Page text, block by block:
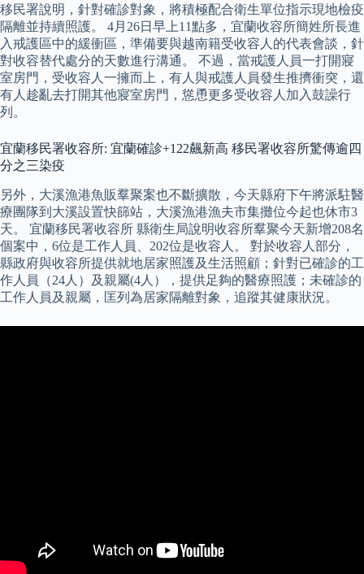
移民署說明，針對確診對象，將積極配合衛生單位指示現地檢疫
隔離並持續照護。 4月26日早上11點多，宜蘭收容所簡姓所長進
入戒護區中的緩衝區，準備要與越南籍受收容人的代表會談，針
對收容替代處分的天數進行溝通。 不過，當戒護人員一打開寢
室房門，受收容人一擁而上，有人與戒護人員發生推擠衝突，還
有人趁亂去打開其他寢室房門，慫恿更多受收容人加入鼓譟行
列。
宜蘭移民署收容所: 宜蘭確診+122飆新高 移民署收容所驚傳逾四
分之三染疫
另外，大溪漁港魚販羣聚案也不斷擴散，今天縣府下午將派駐醫
療團隊到大溪設置快篩站，大溪漁港漁夫市集攤位今起也休市3
天。 宜蘭移民署收容所 縣衛生局說明收容所羣聚今天新增208名
個案中，6位是工作人員、202位是收容人。 對於收容人部分，
縣政府與收容所提供就地居家照護及生活照顧；針對已確診的工
作人員（24人）及親屬(4人），提供足夠的醫療照護；未確診的
工作人員及親屬，匡列為居家隔離對象，追蹤其健康狀況。